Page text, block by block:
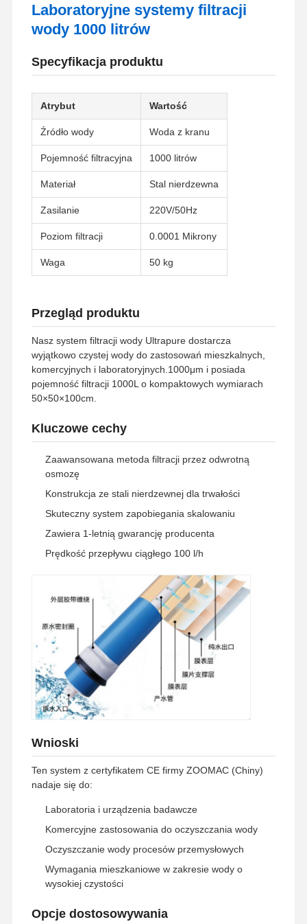
Do Domu Produkty
Wycieczka
Po Fabryce
Jakości
Się Z Nami
Przypadki
Poproś O
Laboratoryjne systemy filtracji
wody 1000 litrów
Specyfikacja produktu
Atrybut Wartość
Źródło wody Woda z kranu
Pojemność filtracyjna 1000 litrów
Materiał Stal nierdzewna
Zasilanie 220V/50Hz
Poziom filtracji 0.0001 Mikrony
Waga 50 kg
Przegląd produktu
Nasz system filtracji wody Ultrapure dostarcza
wyjątkowo czystej wody do zastosowań mieszkalnych,
komercyjnych i laboratoryjnych.1000μm i posiada
pojemność filtracji 1000L o kompaktowych wymiarach
50×50×100cm.
Kluczowe cechy
Zaawansowana metoda filtracji przez odwrotną
osmozę
Konstrukcja ze stali nierdzewnej dla trwałości
Skuteczny system zapobiegania skalowaniu
Zawiera 1-letnią gwarancję producenta
Prędkość przepływu ciągłego 100 l/h
Wnioski
Ten system z certyfikatem CE firmy ZOOMAC (Chiny)
nadaje się do:
Laboratoria i urządzenia badawcze
Komercyjne zastosowania do oczyszczania wody
Oczyszczanie wody procesów przemysłowych
Wymagania mieszkaniowe w zakresie wody o
wysokiej czystości
Opcje dostosowywania